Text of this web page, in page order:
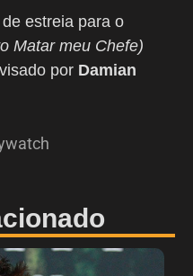
estreia para o
Matar meu Chefe)
por Damian